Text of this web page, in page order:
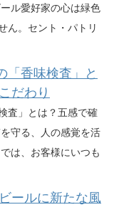
ル愛好家の心は緑色
ん。セント・パトリ
「香味検査」と
だわり
査」とは？五感で確
守る、人の感覚を活
は、お客様にいつも
ールに新たな風